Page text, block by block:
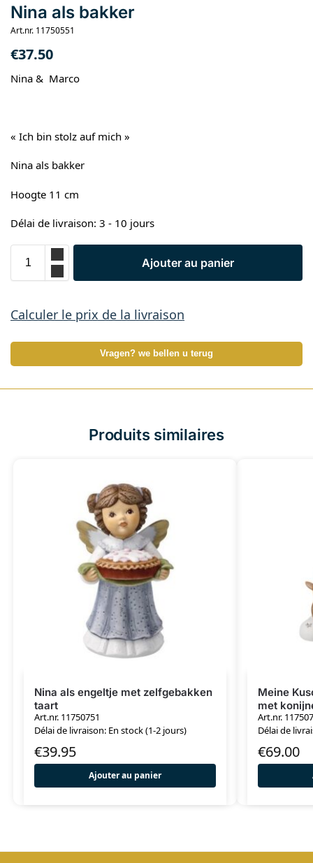
Nina als bakker
Art.nr. 11750551
€37.50
Nina & Marco
« Ich bin stolz auf mich »
Nina als bakker
Hoogte 11 cm
Délai de livraison: 3 - 10 jours
Ajouter au panier
Calculer le prix de la livraison
Vragen? we bellen u terug
Produits similaires
Nina als engeltje met zelfgebakken
taart
Art.nr. 11750751
Délai de livraison: En stock (1-2 jours)
€39.95
Ajouter au panier
Meine
met
Edition
Art.nr.
Délai de
€69.00